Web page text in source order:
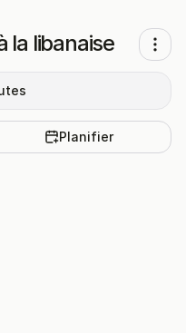
la libanaise
Planifier